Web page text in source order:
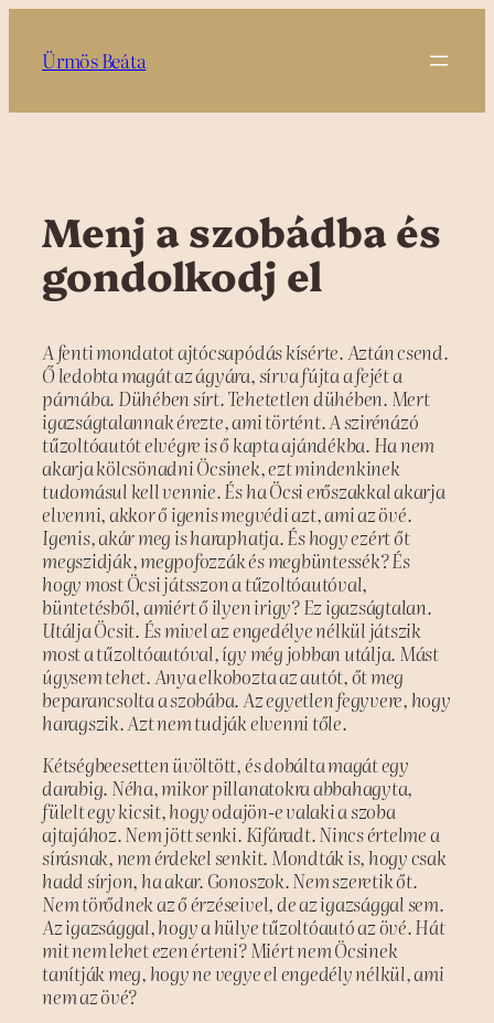
tartalomhoz
Ürmös Beáta
Menj a szobádba és
gondolkodj el
A fenti mondatot ajtócsapódás kísérte. Aztán csend.
Ő ledobta magát az ágyára, sírva fújta a fejét a
párnába. Dühében sírt. Tehetetlen dühében. Mert
igazságtalannak érezte, ami történt. A szirénázó
tűzoltóautót elvégre is ő kapta ajándékba. Ha nem
akarja kölcsönadni Öcsinek, ezt mindenkinek
tudomásul kell vennie. És ha Öcsi erőszakkal akarja
elvenni, akkor ő igenis megvédi azt, ami az övé.
Igenis, akár meg is haraphatja. És hogy ezért őt
megszidják, megpofozzák és megbüntessék? És
hogy most Öcsi játsszon a tűzoltóautóval,
büntetésből, amiért ő ilyen irigy? Ez igazságtalan.
Utálja Öcsit. És mivel az engedélye nélkül játszik
most a tűzoltóautóval, így még jobban utálja. Mást
úgysem tehet. Anya elkobozta az autót, őt meg
beparancsolta a szobába. Az egyetlen fegyvere, hogy
haragszik. Azt nem tudják elvenni tőle.
Kétségbeesetten üvöltött, és dobálta magát egy
darabig. Néha, mikor pillanatokra abbahagyta,
fülelt egy kicsit, hogy odajön-e valaki a szoba
ajtajához. Nem jött senki. Kifáradt. Nincs értelme a
sírásnak, nem érdekel senkit. Mondták is, hogy csak
hadd sírjon, ha akar. Gonoszok. Nem szeretik őt.
Nem törődnek az ő érzéseivel, de az igazsággal sem.
Az igazsággal, hogy a hülye tűzoltóautó az övé. Hát
mit nem lehet ezen érteni? Miért nem Öcsinek
tanítják meg, hogy ne vegye el engedély nélkül, ami
nem az övé?